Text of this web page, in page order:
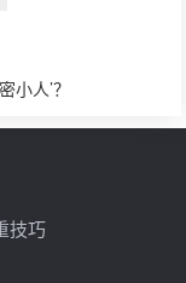
小人’？
技巧